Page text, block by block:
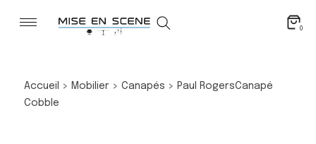
0
Accueil > Mobilier> Canapés > Paul RogersCanapé
Cobble